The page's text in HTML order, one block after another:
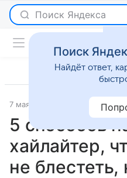
Поиск Яндекса
7 мая 2025
5 способов
хайлайтер,
не блестеть,
Поиск
Найдёт ответ,